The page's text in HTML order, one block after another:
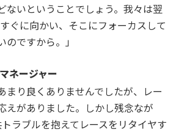
ないということでしょう。我々は翌
ぐに向かい、そこにフォーカスして
ですから。」
ネージャー
まり良くありませんでしたが、レー
えがありました。しかし残念なが
ラブルを抱えてレースをリタイヤす